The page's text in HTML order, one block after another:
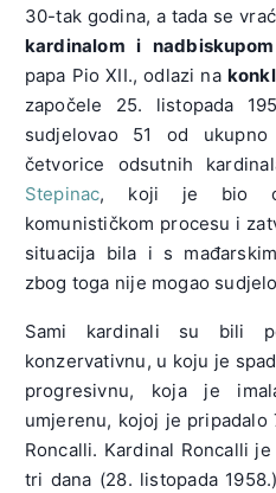
30-tak godina, a tada se
kardinalom i
papa Pio XII., odlazi na
započele 25. listopada
sudjelovao 51 od
četvorice odsutnih
Stepinac, koji je bio
komunističkom procesu i
situacija bila i s
zbog toga nije mogao
Sami kardinali su bili
konzervativnu, u koju je
progresivnu, koja je
umjerenu, kojoj je pripadalo
Roncalli. Kardinal Roncalli
tri dana (28. listopada